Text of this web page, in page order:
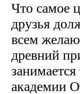
Что самое
друзья
всем
древний
академии